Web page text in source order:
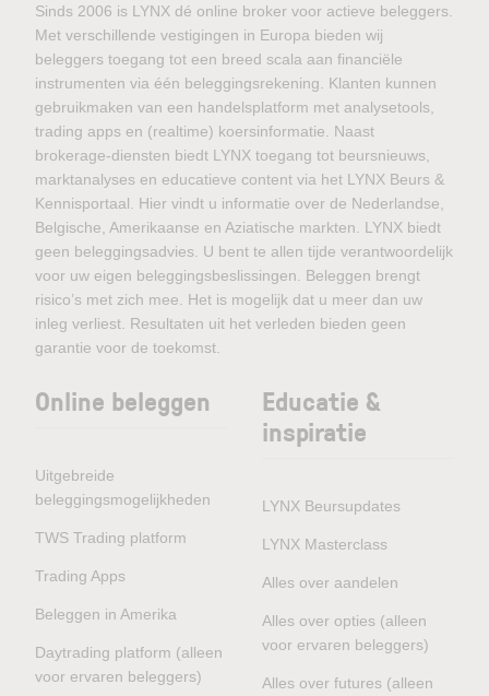
Sinds 2006 is LYNX dé online broker voor actieve beleggers.
Met verschillende vestigingen in Europa bieden wij
beleggers toegang tot een breed scala aan financiële
instrumenten via één beleggingsrekening. Klanten kunnen
gebruikmaken van een handelsplatform met analysetools,
trading apps en (realtime) koersinformatie. Naast
brokerage-diensten biedt LYNX toegang tot beursnieuws,
marktanalyses en educatieve content via het LYNX Beurs &
Kennisportaal. Hier vindt u informatie over de Nederlandse,
Belgische, Amerikaanse en Aziatische markten. LYNX biedt
geen beleggingsadvies. U bent te allen tijde verantwoordelijk
voor uw eigen beleggingsbeslissingen. Beleggen brengt
risico’s met zich mee. Het is mogelijk dat u meer dan uw
inleg verliest. Resultaten uit het verleden bieden geen
garantie voor de toekomst.
Online beleggen
Uitgebreide
beleggingsmogelijkheden
TWS Trading platform
Trading Apps
Beleggen in Amerika
Daytrading platform (alleen
voor ervaren beleggers)
Educatie &
inspiratie
LYNX Beursupdates
LYNX Masterclass
Alles over aandelen
Alles over opties (alleen
voor ervaren beleggers)
Alles over futures (alleen